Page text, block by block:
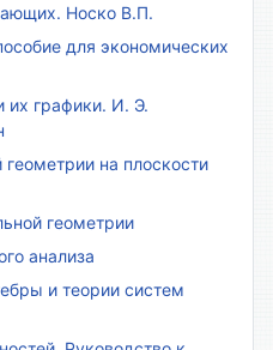
Носко В.П.
для экономических
их графики. И. Э.
на плоскости
геометрии
анализа
и теории систем